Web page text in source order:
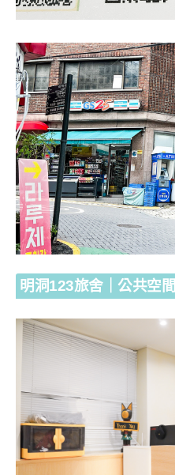
明洞123旅舍｜公共空間